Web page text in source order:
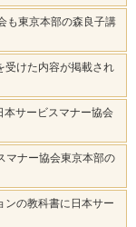
も東京本部の森良子講
受けた内容が掲載され
本サービスマナー協会
マナー協会東京本部の
ンの教科書に日本サー